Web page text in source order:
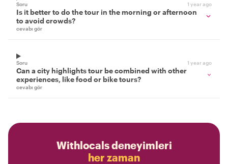
Soru 1 year ago
Is it better to do the tour in the morning or afternoon
to avoid crowds?
cevabı gör
Soru 1 year ago
Can a city highlights tour be combined with other
experiences, like food or bike tours?
cevabı gör
Withlocals deneyimleri
her zaman